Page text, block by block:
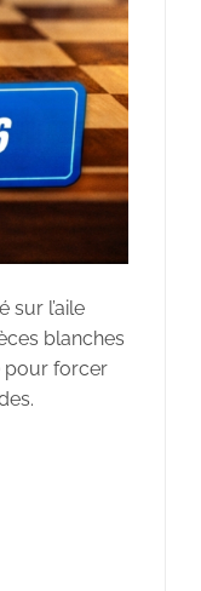
sur l’aile
blanches
pour forcer